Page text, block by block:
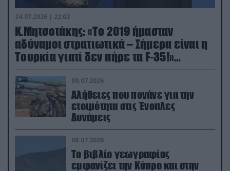
24.07.2026 | 22:02
Κ.Μητσοτάκης: «Το 2019 ήμασταν
αδύναμοι στρατιωτικά – Σήμερα είναι η
Τουρκία γιατί δεν πήρε τα F-35!»
(βίντεο)
09.07.2026
Αλήθειες που πονάνε για την
ετοιμότητα στις Ένοπλες
Δυνάμεις
08.07.2026
Το βιβλίο γεωγραφίας
εμφανίζει την Κύπρο και στην